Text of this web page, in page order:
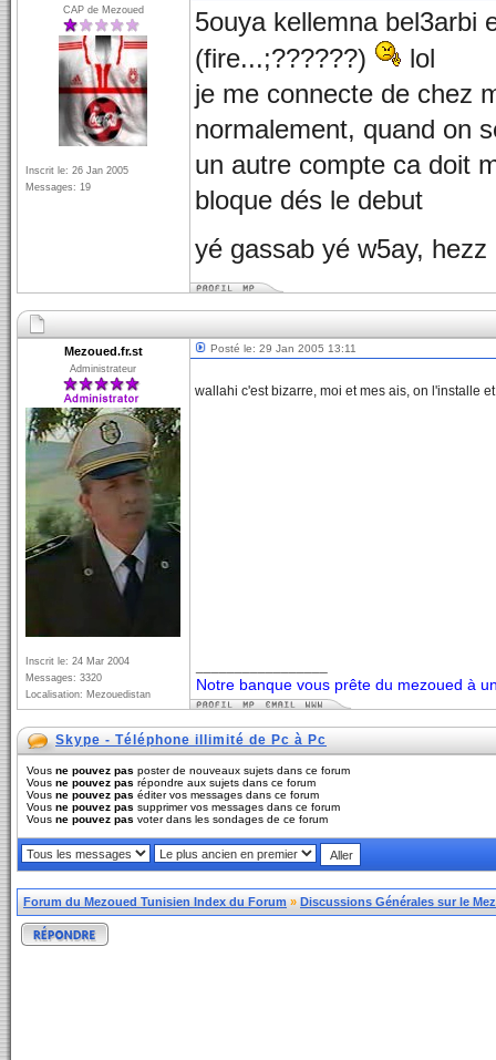
CAP de Mezoued
Inscrit le: 26 Jan 2005
Messages: 19
5ouya kellemna bel3arbi
(fire...;??????)
lol
je me connecte de chez
normalement, quand on
un autre compte ca doit
bloque dés le debut
yé gassab yé w5ay,
Mezoued.fr.st
Administrateur
Inscrit le: 24 Mar 2004
Messages: 3320
Localisation: Mezouedistan
Posté le: 29 Jan 2005 13:11
wallahi c'est bizarre, moi et mes ais, on l'installe
Notre banque vous prête du mezoued à
Skype - Téléphone illimité de Pc à Pc
Vous ne pouvez pas poster de nouveaux sujets dans ce forum
Vous ne pouvez pas répondre aux sujets dans ce forum
Vous ne pouvez pas éditer vos messages dans ce forum
Vous ne pouvez pas supprimer vos messages dans ce forum
Vous ne pouvez pas voter dans les sondages de ce forum
Forum du Mezoued Tunisien Index du Forum » Discussions Générales sur le